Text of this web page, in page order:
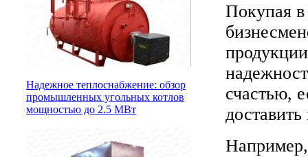
Надежное теплоснабжение: обзор
промышленных угольных котлов
мощностью до 2.5 МВт
Покупая
счастью,